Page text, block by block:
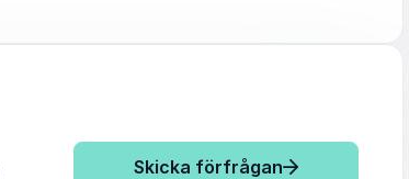
Skicka förfrågan: David